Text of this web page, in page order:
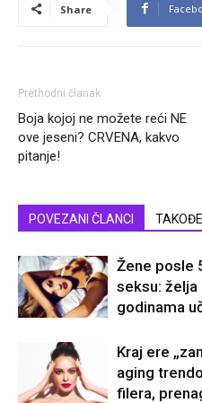
Share
Prethodni članak
Boja kojoj ne možete reći NE
ove jeseni? CRVENA, kakvo
pitanje!
POVEZANI ČLANCI
Žene posle
seksu: želja
godinama
Kraj ere
aging
filera,